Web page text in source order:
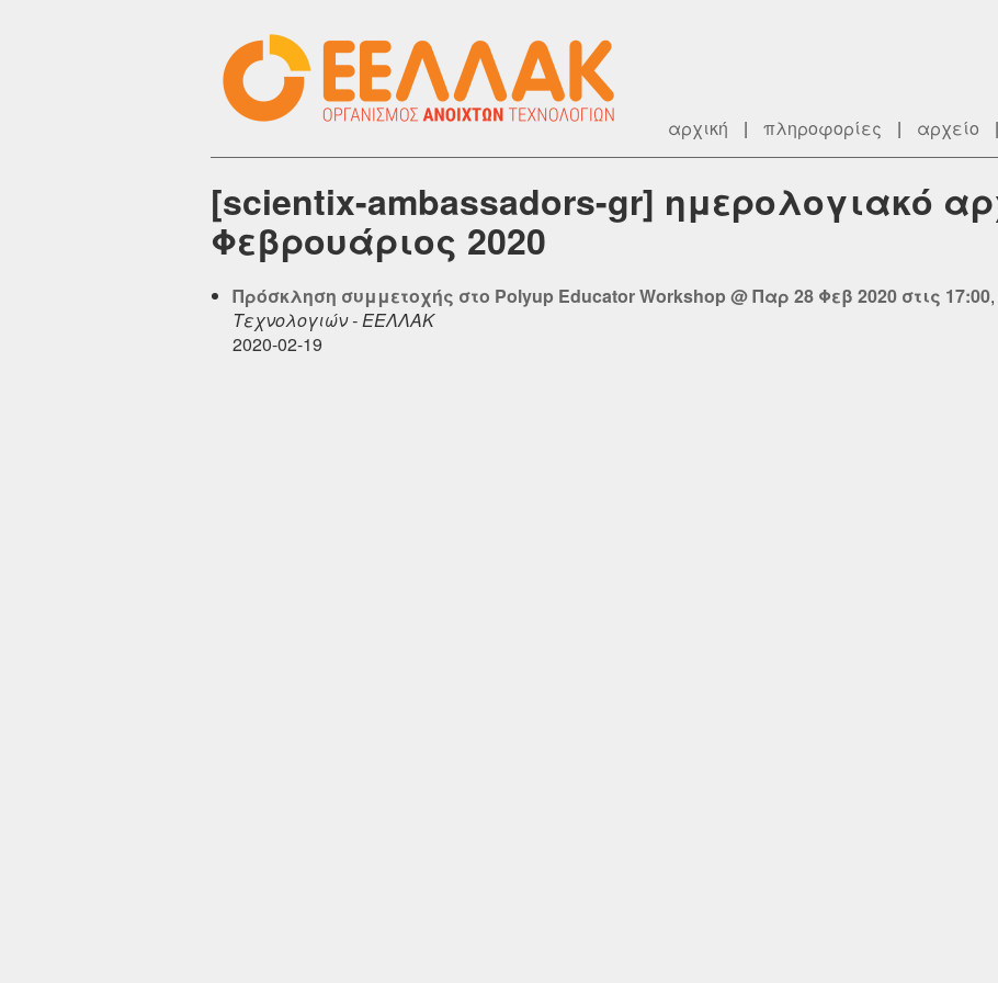
αρχική | πληροφορίες | αρχείο |
[scientix-ambassadors-gr] ημερολογιακό
Φεβρουάριος 2020
Πρόσκληση συμμετοχής στο Polyup Educator Workshop @ Παρ 28 Φεβ 2020 στις 17:00,
Τεχνολογιών - ΕΕΛΛΑΚ
2020-02-19